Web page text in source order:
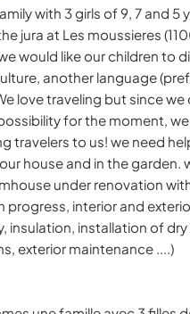
with 3 girls of 9, 7 and 5
jura at Les moussieres
would like our children to
another language
love traveling but since
for the moment,
travelers to us! we need
house and in the garden.
under renovation
progress, interior and
insulation, installation of
exterior maintenance ....)